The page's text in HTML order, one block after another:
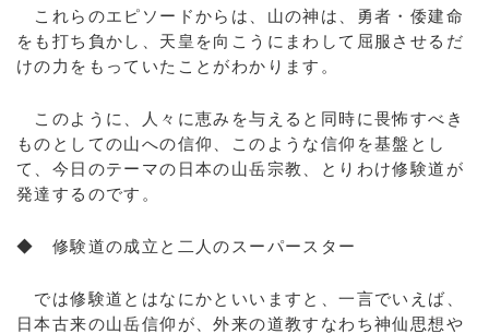
これらのエピソードからは、山の神は、勇者・倭建命
をも打ち負かし、天皇を向こうにまわして屈服させるだ
けの力をもっていたことがわかります。
このように、人々に恵みを与えると同時に畏怖すべき
ものとしての山への信仰、このような信仰を基盤とし
て、今日のテーマの日本の山岳宗教、とりわけ修験道が
発達するのです。
◆ 修験道の成立と二人のスーパースター
では修験道とはなにかといいますと、一言でいえば、
日本古来の山岳信仰が、外来の道教すなわち神仙思想や